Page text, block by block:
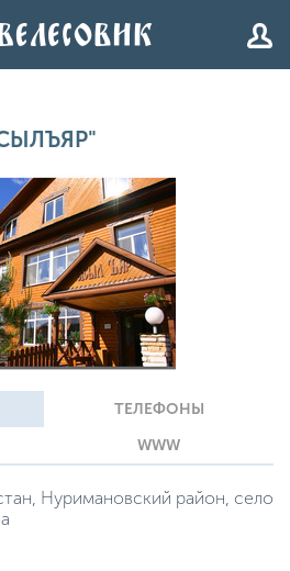
ТЕЛЕФОНЫ
WWW
Нуримановский район, село